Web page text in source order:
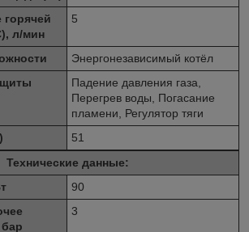
горячей
л/мин
5
Энергонезависимый котёл
Падение давления газа,
Перегрев воды, Погасание
пламени, Регулятор тяги
51
Технические данные:
90
3